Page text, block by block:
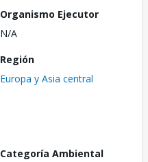
Organismo Ejecutor
N/A
Región
Europa y Asia central
Categoría Ambiental